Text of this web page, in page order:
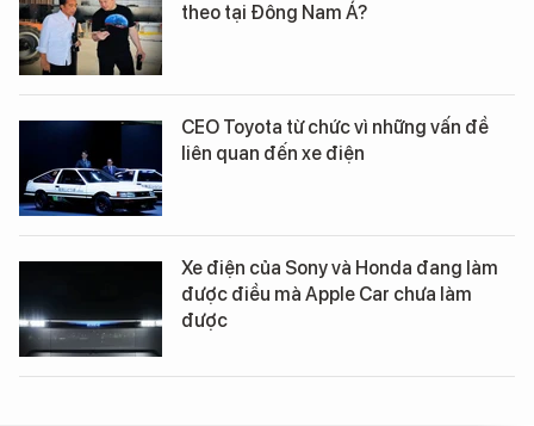
theo tại Đông Nam Á?
CEO Toyota từ chức vì những vấn đề
liên quan đến xe điện
Xe điện của Sony và Honda đang làm
được điều mà Apple Car chưa làm
được